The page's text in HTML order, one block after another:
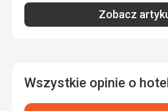
Zobacz
Wszystkie opinie o